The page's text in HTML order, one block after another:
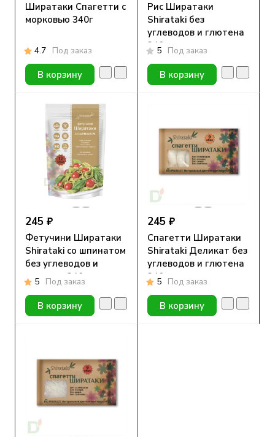
Ширатаки Спагетти с
морковью 340г
4.7 Под заказ
В корзину
Рис Ширатаки
Shirataki без
углеводов и глютена
340гр
5 Под заказ
В корзину
245 ₽
Фетучини Ширатаки
Shirataki со шпинатом
без углеводов и
глютена 340гр
5 Под заказ
В корзину
245 ₽
Спагетти Ширатаки
Shirataki Деликат без
углеводов и глютена
340гр
5 Под заказ
В корзину